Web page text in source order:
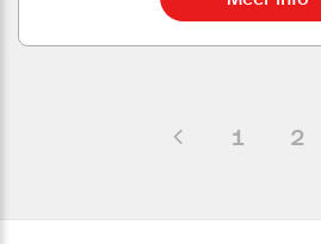
1 2